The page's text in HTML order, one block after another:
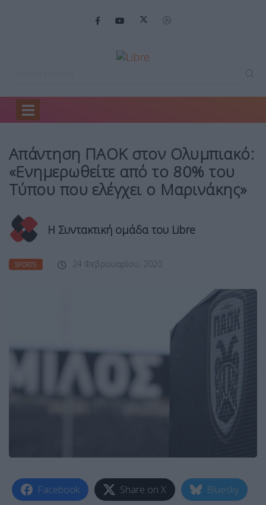
Home
Απάντηση ΠΑΟΚ στον Ολυμπιακό:
«Ενημερωθείτε από το 80% του
Τύπου που ελέγχει ο Μαρινάκης»
Η Συντακτική ομάδα του Libre
SPORTS 24 Φεβρουαρίου, 2020
Facebook Share on X Bluesky